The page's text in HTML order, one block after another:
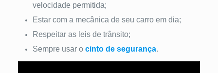
velocidade permitida;
Estar com a mecânica de seu carro em dia;
Respeitar as leis de trânsito;
Sempre usar o cinto de segurança.